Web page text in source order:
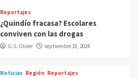
Reportajes
¿Quindío fracasa? Escolares
conviven con las drogas
G.S. Oliver septiembre 18, 2024
Noticias Región Reportajes